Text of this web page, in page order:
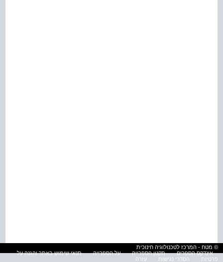
© מטח - המרכז לטכנולוגיה חינוכית
אינדקס הספרים
תקנון הספרייה על הספרייה
תנאי שימוש באתר והגנה על
פרטיות
הסדרי נגישות עזרה